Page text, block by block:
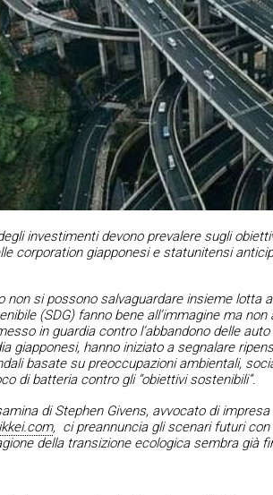
investimenti devono prevalere sugli
corporation giapponesi e statunitensi
non si possono salvaguardare insieme lotta
(SDG) fanno bene all’immagine ma
in guardia contro l’abbandono delle
giapponesi, hanno iniziato a segnalare
basate su preoccupazioni ambientali,
di batteria contro gli “obiettivi sostenibili”.
di Stephen Givens, avvocato di
, ci preannuncia gli scenari futuri
della transizione ecologica sembra già